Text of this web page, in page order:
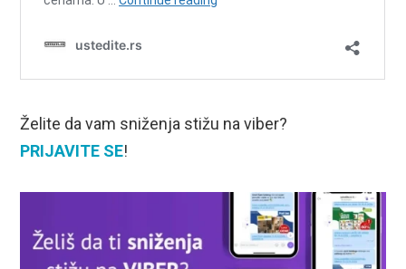
Želite da vam sniženja stižu na viber?
PRIJAVITE SE!